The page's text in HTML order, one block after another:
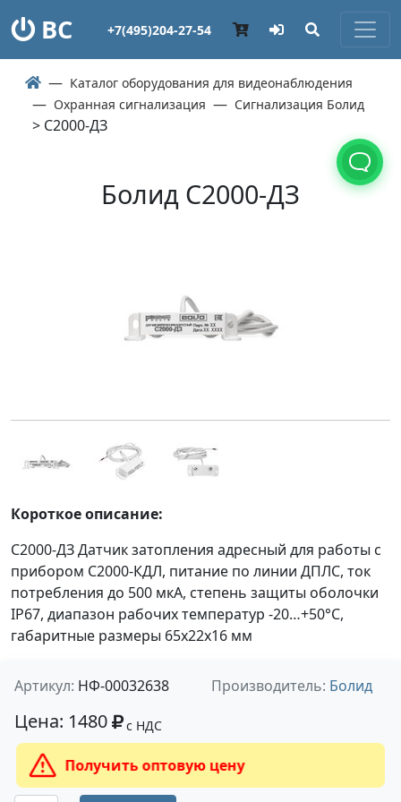
ВС +7(495)204-27-54
Каталог оборудования для видеонаблюдения
Охранная сигнализация
Сигнализация Болид
> С2000-ДЗ
Болид С2000-ДЗ
Короткое описание:
С2000-ДЗ Датчик затопления адресный для работы с
прибором С2000-КДЛ, питание по линии ДПЛС, ток
потребления до 500 мкА, степень защиты оболочки
IP67, диапазон рабочих температур -20…+50°C,
габаритные размеры 65х22х16 мм
Артикул: НФ-00032638 Производитель: Болид
Цена: 1480 с НДС
Получить оптовую цену